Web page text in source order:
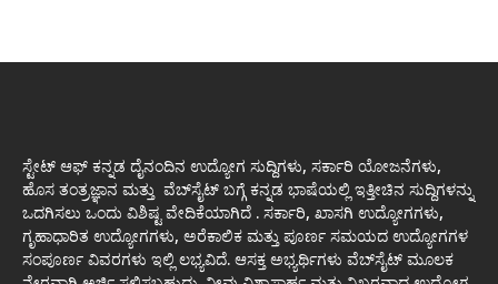
ಸ್ಟೇಟ್ ಆಫ್ ಕನ್ನಡ ದೈನಂದಿನ ಉದ್ಯೋಗ ಸುದ್ದಿಗಳು, ಸರ್ಕಾರಿ ಯೋಜನೆಗಳು,
ಹೊಸ ತಂತ್ರಜ್ಞಾನ ಮತ್ತು ವೆಬ್‌ಸೈಟ್ ಬಗ್ಗೆ ಕನ್ನಡ ಭಾಷೆಯಲ್ಲಿ ಇತ್ತೀಚಿನ ಸುದ್ದಿಗಳನ್ನು
ಒದಗಿಸಲು ಒಂದು ವಿಶಿಷ್ಟ ವೇದಿಕೆಯಾಗಿದೆ . ಸರ್ಕಾರಿ, ಖಾಸಗಿ ಉದ್ಯೋಗಗಳು,
ಗೃಹಾಧಾರಿತ ಉದ್ಯೋಗಗಳು, ಅರೆಕಾಲಿಕ ಮತ್ತು ಪೂರ್ಣ ಸಮಯದ ಉದ್ಯೋಗಗಳ
ಸಂಪೂರ್ಣ ವಿವರಗಳು ಇಲ್ಲಿ ಲಭ್ಯವಿದೆ. ಆಸಕ್ತ ಅಭ್ಯರ್ಥಿಗಳು ವೆಬ್‌ಸೈಟ್ ಮೂಲಕ